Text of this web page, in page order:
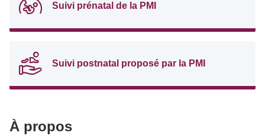
Suivi prénatal de la PMI
Suivi postnatal proposé par la PMI
À propos